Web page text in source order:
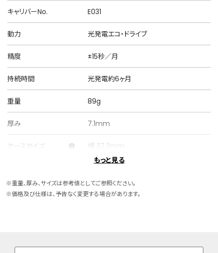
キャリバーNo. E031
動力 光発電エコ・ドライブ
精度 ±15秒／月
持続時間 光発電約6ヶ月
重量 89g
厚み 7.1mm
ケースサイズ 横 37.2mm
ケース表面処理 一部めっき(ピンクゴールド色)
バンド幅 20.0mm
もっと見る
※重量、厚み、サイズは参考値としてご参照ください。
※価格及び仕様は、予告なく変更する場合があります。